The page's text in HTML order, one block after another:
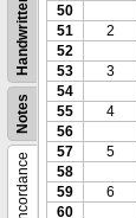
Concordance
Notes
Handwritten
50
51
2
52
53
3
54
55
4
56
57
5
58
59
6
60